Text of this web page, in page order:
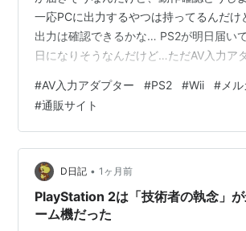
一応PCに出力するやつは持ってるんだ
出力は確認できるかな… PS2が明日届い
日になりそうなんだけど…ただAV入力ア
送するのにどんだけ時間かかってるのよ(
が普通なんだろうなぁ… Amazonで購入し
も翌々日が当たり前だから、それに慣れ
た次の日に発送されない…というのはち
するかも。 でもアイリスオーヤマってこ
ったっけ…
#AV入力アダプター #PS2 #Wii # メ
#通販サイト
D日記 • 1ヶ月前
PlayStation 2は「技術者の執念」
ーム機だった